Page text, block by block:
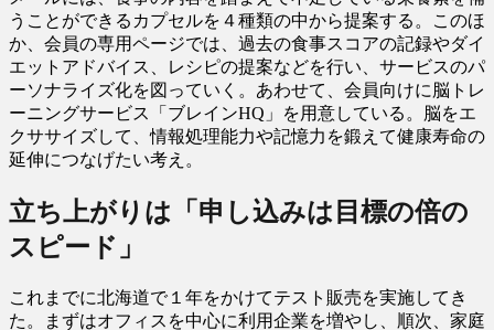
うことができるカプセルを４種類の中から提案する。このほ
か、会員の専用ページでは、過去の食事スコアの記録やダイ
エットアドバイス、レシピの提案などを行い、サービスのパ
ーソナライズ化を図っていく。あわせて、会員向けに脳トレ
ーニングサービス「ブレインHQ」を用意している。脳をエ
クササイズして、情報処理能力や記憶力を鍛えて健康寿命の
延伸につなげたい考え。
立ち上がりは「申し込みは目標の倍の
スピード」
これまでに北海道で１年をかけてテスト販売を実施してき
た。まずはオフィスを中心に利用企業を増やし、順次、家庭